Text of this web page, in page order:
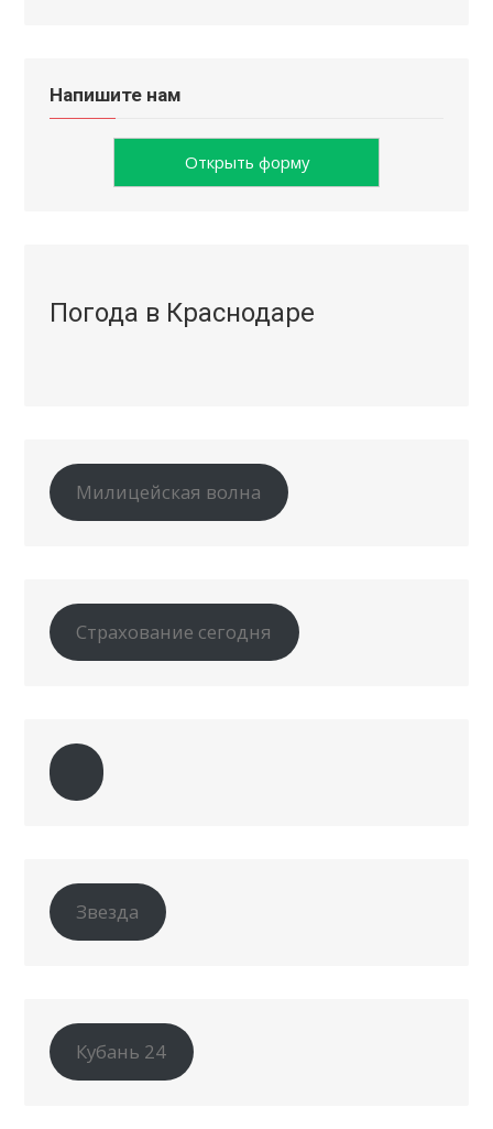
Напишите нам
Открыть форму
Погода в Краснодаре
Милицейская волна
Страхование сегодня
Звезда
Кубань 24